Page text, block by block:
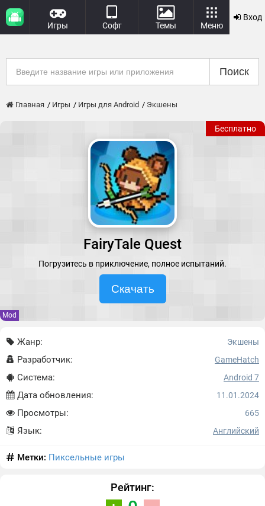
Игры Софт Темы Меню
Вход
Поиск
Главная Игры Игры для Android Экшены
Бесплатно
FairyTale Quest
Погрузитесь в приключение, полное испытаний.
Скачать
Mod
Жанр: Экшены
Разработчик: GameHatch
Система: Android 7
Дата обновления: 11.01.2024
Просмотры: 665
Язык: Английский
Метки: Пиксельные игры
Рейтинг: